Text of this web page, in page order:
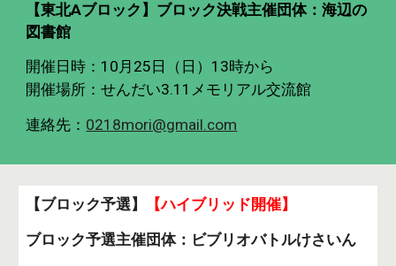
【東北Aブロック】ブロック決戦主催団体：海辺の
図書館
開催日時： 10月25日（日）13時から
開催場所：せんだい3.11メモリアル交流館
連絡先： 0218mori@gmail.com
【ブロック予選】
【ハイブリッド開催】
ブロック予選主催団体： ビブリオバトルけさいん